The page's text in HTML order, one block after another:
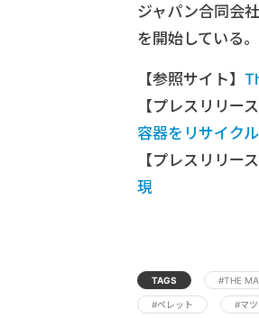
ジャパン合同会
を開始している。
【参照サイト】
【プレスリリース
容器をリサイク
【プレスリリース
現
TAGS #THE
#ペレット #マ